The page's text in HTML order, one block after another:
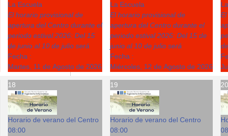
La Escuela
El horario provisional de
apertura del Centro durante el
periodo estival 2026: Del 15
de junio al 10 de julio será
Fecha :
Martes, 11 de Agosto de 2026
La Escuela
El horario provisional de
apertura del Centro durante el
periodo estival 2026: Del 15 de
junio al 10 de julio será
Fecha :
Miércoles, 12 de Agosto de 2026
18
Horario de verano del Centro
08:00
19
Horario de verano del Centro
08:00
20